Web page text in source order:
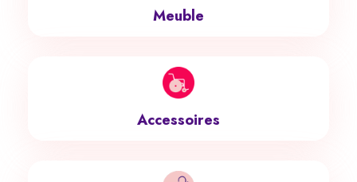
Meuble
Accessoires